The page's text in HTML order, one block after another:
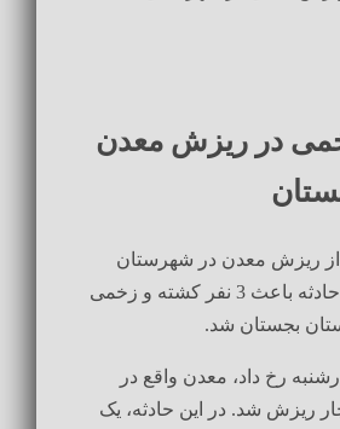
در ریزش معدن
از ریزش معدن در شهرستان
خبر داد و اظهار کرد: این حادثه باعث 3 نفر کشته و زخمی
بجستان شد.
رخ داد، معدن واقع در
ریزش شد. در این حادثه، یک